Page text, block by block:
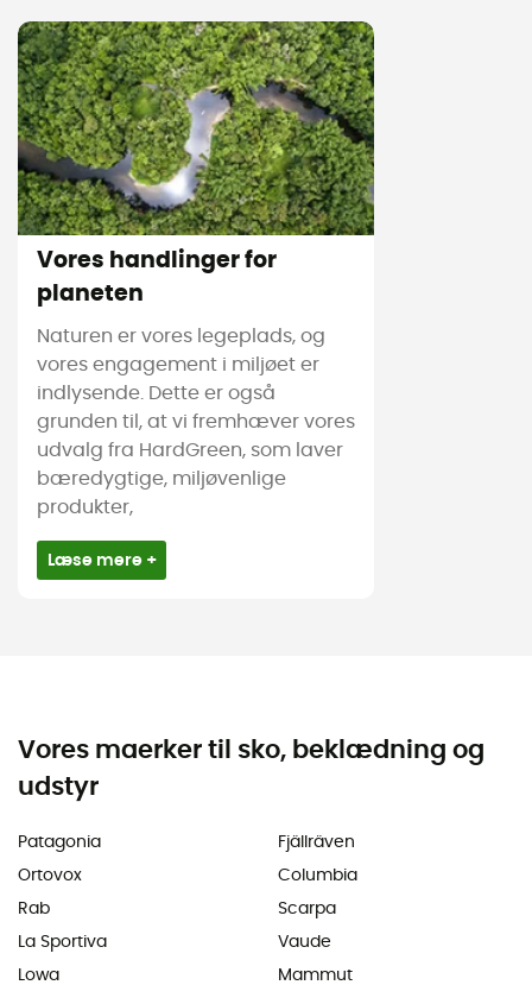
Vores handlinger for
planeten
Naturen er vores legeplads, og
vores engagement i miljøet er
indlysende. Dette er også
grunden til, at vi fremhæver vores
udvalg fra HardGreen, som laver
bæredygtige, miljøvenlige
produkter,
Læse mere +
Vores maerker til sko, beklædning og
udstyr
Patagonia
Ortovox
Rab
La Sportiva
Lowa
Fjällräven
Columbia
Scarpa
Vaude
Mammut